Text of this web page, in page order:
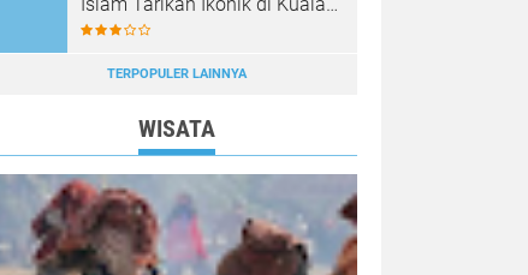
Terengganu, Malaysia
TERPOPULER LAINNYA
WISATA